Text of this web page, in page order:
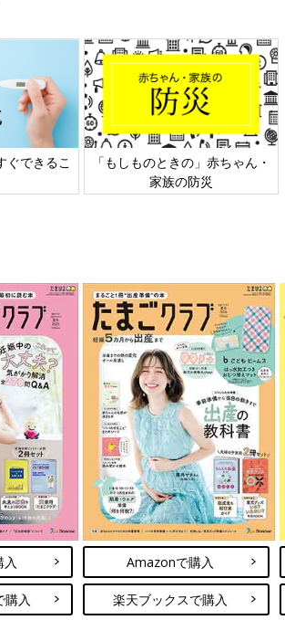
ぐできるこ
「もしものときの」赤ちゃん・
家族の防災
購入
Amazonで購入
楽天ブックスで購入